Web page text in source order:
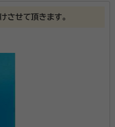
：2025/11
連携できているのでお客様の希望日
ていただき直ぐにお任せしました。
ので。
させて頂きます。